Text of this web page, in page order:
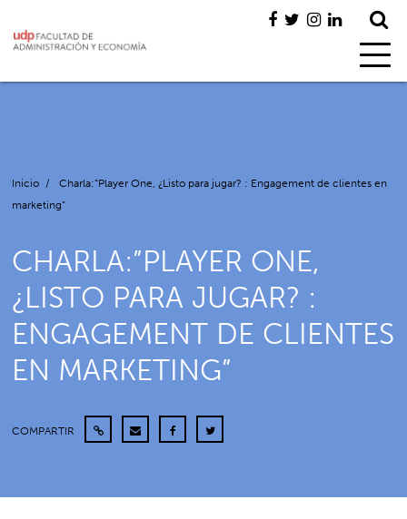
Inicio /
Charla:”Player One, ¿Listo para jugar? : Engagement de clientes en
marketing”
CHARLA:”PLAYER ONE,
¿LISTO PARA JUGAR? :
ENGAGEMENT DE CLIENTES
EN MARKETING”
COMPARTIR